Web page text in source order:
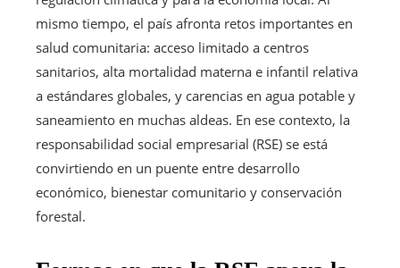
mismo tiempo, el país afronta retos importantes en
salud comunitaria: acceso limitado a centros
sanitarios, alta mortalidad materna e infantil relativa
a estándares globales, y carencias en agua potable y
saneamiento en muchas aldeas. En ese contexto, la
responsabilidad social empresarial (RSE) se está
convirtiendo en un puente entre desarrollo
económico, bienestar comunitario y conservación
forestal.